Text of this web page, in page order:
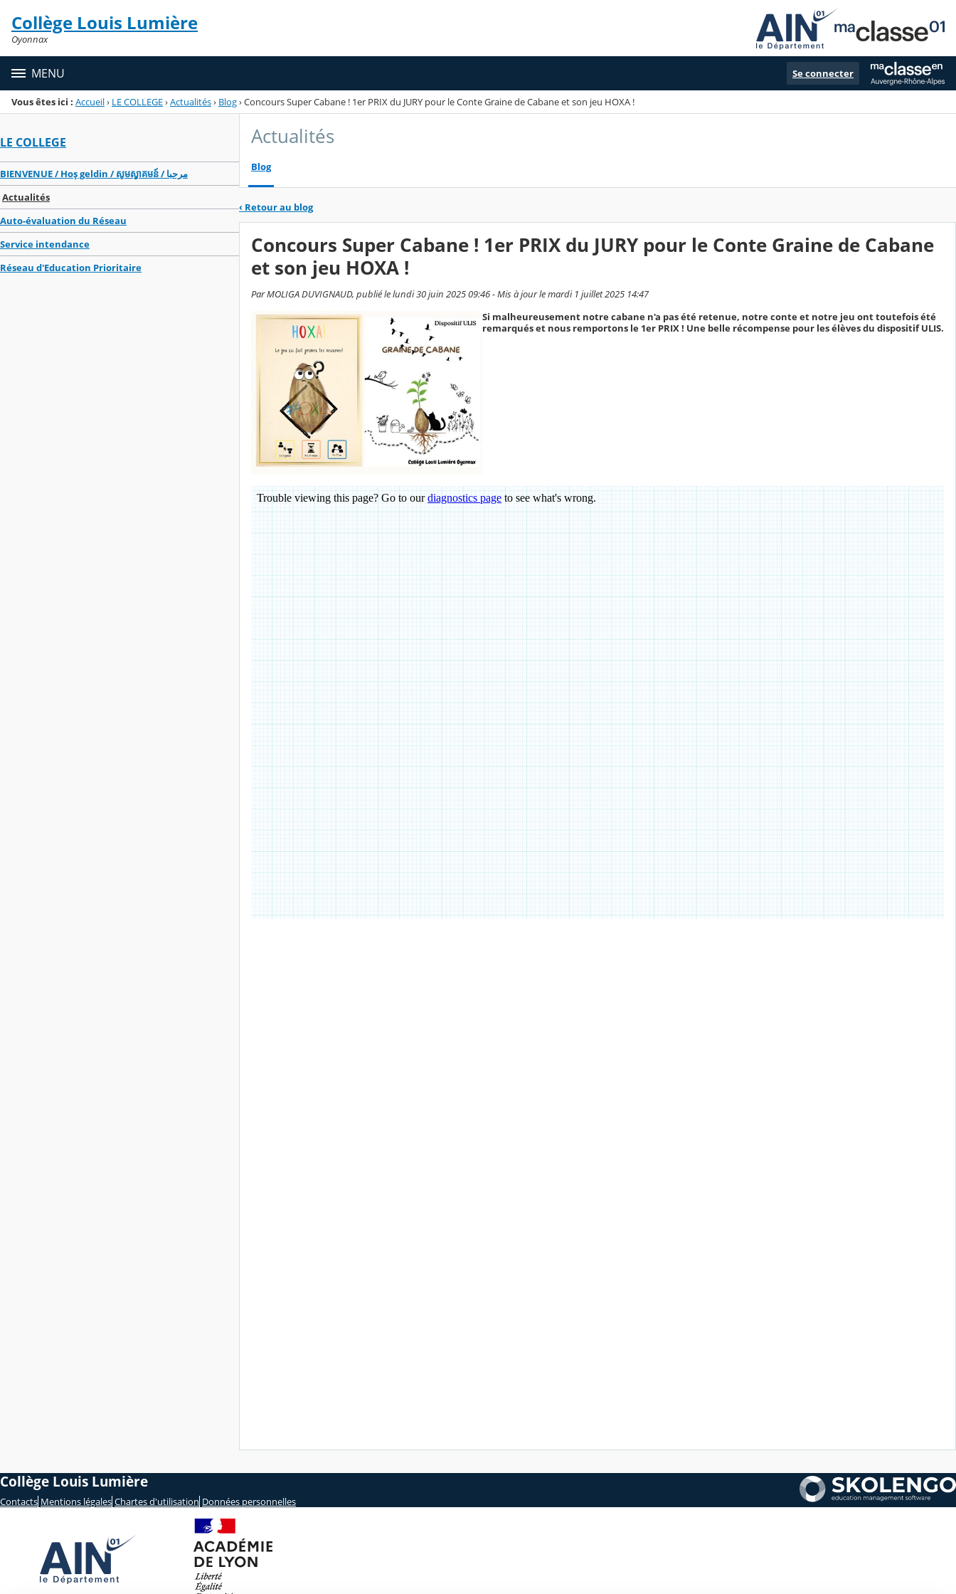
Menu de la rubrique
Contenu
Collège Louis Lumière
Oyonnax
MENU Se connecter
Vous êtes ici : Accueil› LE COLLEGE›Actualités› Blog›Concours Super Cabane ! 1er PRIX du JURY pour le Conte Graine de Cabane et son jeu HOXA !
LE COLLEGE
BIENVENUE / Hoş geldin / សូមស្វាគមន៍ / مرحبا
Actualités
Auto-évaluation du Réseau
Service intendance
Réseau d'Education Prioritaire
Actualités
Blog
‹ Retour au blog
Concours Super Cabane ! 1er PRIX du JURY pour le Conte Graine de Cabane
et son jeu HOXA !
Par MOLIGA DUVIGNAUD, publié le lundi 30 juin 2025 09:46 - Mis à jour le mardi 1 juillet 2025 14:47
Si malheureusement notre cabane n'a pas été retenue, notre conte et notre jeu ont toutefois été
remarqués et nous remportons le 1er PRIX ! Une belle récompense pour les élèves du dispositif ULIS.
Collège Louis Lumière
Contacts Mentions légales Chartes d'utilisation Données personnelles